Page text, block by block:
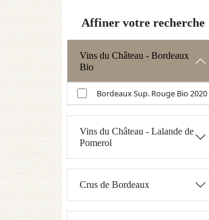
Affiner votre recherche
Vins du Château - Bordeaux
Bio
Bordeaux Sup. Rouge Bio 2020
Vins du Château - Lalande de
Pomerol
Crus de Bordeaux